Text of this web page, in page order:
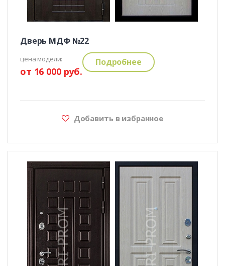
Дверь МДФ №22
цена модели:
от 16 000 руб.
Подробнее
Добавить в избранное